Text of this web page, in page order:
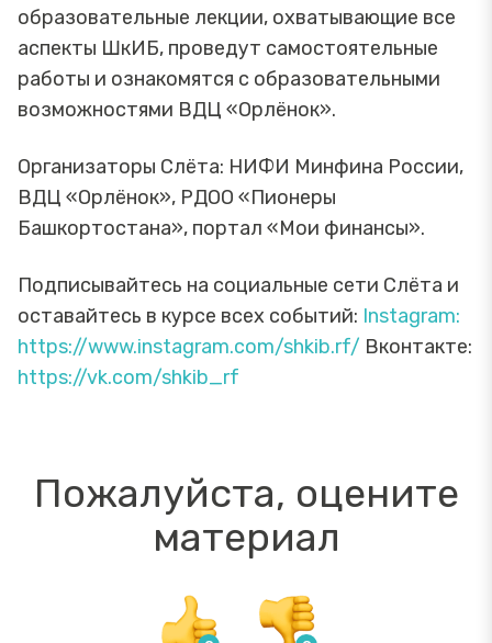
образовательные лекции, охватывающие все
аспекты ШкИБ, проведут самостоятельные
работы и ознакомятся с образовательными
возможностями ВДЦ «Орлёнок».
Организаторы Слёта: НИФИ Минфина России,
ВДЦ «Орлёнок», РДОО «Пионеры
Башкортостана», портал «Мои финансы».
Подписывайтесь на социальные сети Слёта и
оставайтесь в курсе всех событий: Instagram:
https://www.instagram.com/shkib.rf/ Вконтакте:
https://vk.com/shkib_rf
Пожалуйста, оцените
материал